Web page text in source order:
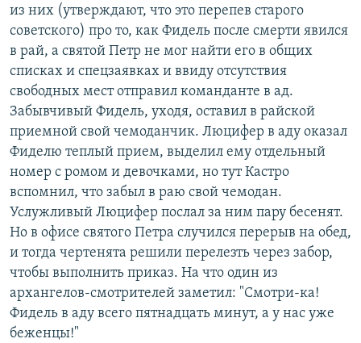
из них (утверждают, что это перепев старого
советского) про то, как Фидель после смерти явился
в рай, а святой Петр не мог найти его в общих
списках и спецзаявках и ввиду отсутствия
свободных мест отправил команданте в ад.
Забывчивый Фидель, уходя, оставил в райской
приемной свой чемоданчик. Люцифер в аду оказал
Фиделю теплый прием, выделил ему отдельный
номер с ромом и девочками, но тут Кастро
вспомнил, что забыл в раю свой чемодан.
Услужливый Люцифер послал за ним пару бесенят.
Но в офисе святого Петра случился перерыв на обед,
и тогда чертенята решили перелезть через забор,
чтобы выполнить приказ. На что один из
архангелов-смотрителей заметил: "Смотри-ка!
Фидель в аду всего пятнадцать минут, а у нас уже
беженцы!"